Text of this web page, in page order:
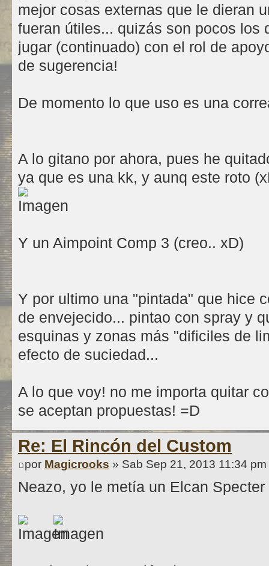
mejor cosas externas que le dieran
fueran útiles... quizás son pocos los
jugar (continuado) con el rol de
de sugerencia!
De momento lo que uso es una
A lo gitano por ahora, pues he
ya que es una kk, y aunq este roto
Y un Aimpoint Comp 3 (creo.. xD)
Y por ultimo una "pintada" que hice
de envejecido... pintao con spray y
esquinas y zonas más "dificiles de
efecto de suciedad...
A lo que voy! no me importa quitar
se aceptan propuestas! =D
Re: El Rincón del Custom
por Magicrooks » Sab Sep 21, 2013 11:34 pm
Neazo, yo le metía un Elcan